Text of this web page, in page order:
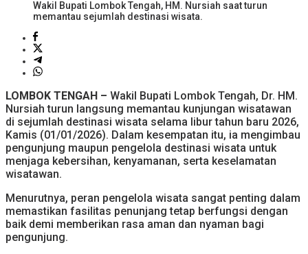
Wakil Bupati Lombok Tengah, HM. Nursiah saat turun
memantau sejumlah destinasi wisata.
LOMBOK TENGAH – Wakil Bupati Lombok Tengah, Dr. HM.
Nursiah turun langsung memantau kunjungan wisatawan
di sejumlah destinasi wisata selama libur tahun baru 2026,
Kamis (01/01/2026). Dalam kesempatan itu, ia mengimbau
pengunjung maupun pengelola destinasi wisata untuk
menjaga kebersihan, kenyamanan, serta keselamatan
wisatawan.
Menurutnya, peran pengelola wisata sangat penting dalam
memastikan fasilitas penunjang tetap berfungsi dengan
baik demi memberikan rasa aman dan nyaman bagi
pengunjung.